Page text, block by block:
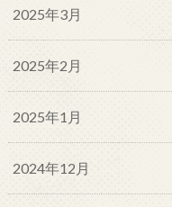
2025年3月
2025年2月
2025年1月
2024年12月